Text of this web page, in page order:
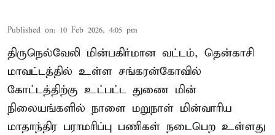
Published on: 10 Feb 2026, 4:05 pm
திருநெல்வேலி மின்பகிர்மான வட்டம், தென்காசி
மாவட்டத்தில் உள்ள சங்கரன்கோவில்
கோட்டத்திற்கு உட்பட்ட துணை மின்
நிலையங்களில் நாளை மறுநாள் மின்வாரிய
மாதாந்திர பராமரிப்பு பணிகள் நடைபெற உள்ளது